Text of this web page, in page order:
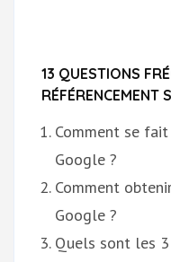
13 QUESTIONS
RÉFÉRENCEMENT
Comment se
Google ?
Comment
Google ?
Quels sont les